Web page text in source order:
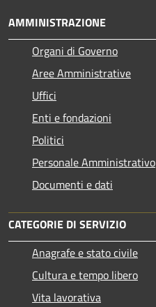
AMMINISTRAZIONE
Organi di Governo
Aree Amministrative
Uffici
Enti e fondazioni
Politici
Personale Amministrativo
Documenti e dati
CATEGORIE DI SERVIZIO
Anagrafe e stato civile
Cultura e tempo libero
Vita lavorativa